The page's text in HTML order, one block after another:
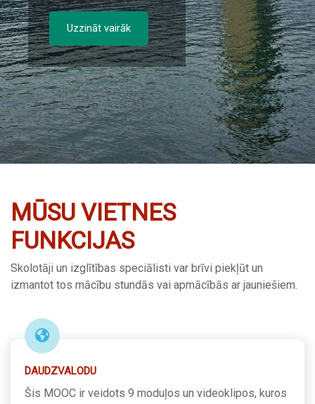
Uzzināt vairāk
MŪSU VIETNES
FUNKCIJAS
Skolotāji un izglītības speciālisti var brīvi piekļūt un
izmantot tos mācību stundās vai apmācībās ar jauniešiem.
DAUDZVALODU
Šis MOOC ir veidots 9 moduļos un videoklipos, kuros